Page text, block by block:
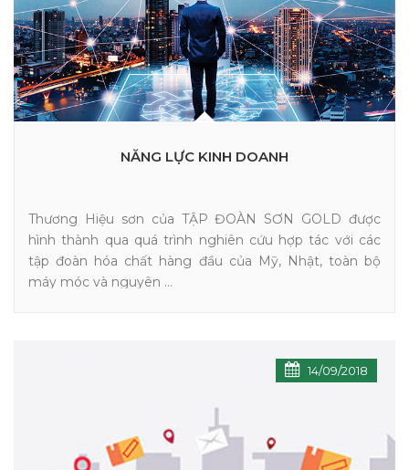
NĂNG LỰC KINH DOANH
Thương Hiệu sơn của TẬP ĐOÀN SƠN GOLD được
hình thành qua quá trình nghiên cứu hợp tác với các
tập đoàn hóa chất hàng đầu của Mỹ, Nhật, toàn bộ
máy móc và nguyên ...
14/09/2018